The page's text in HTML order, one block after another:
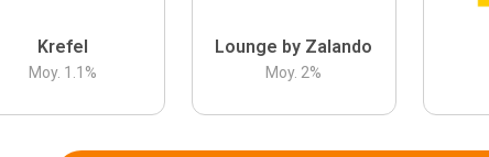
Krefel
Moy. 1.1 %
Lounge by Zalando
Moy. 2%